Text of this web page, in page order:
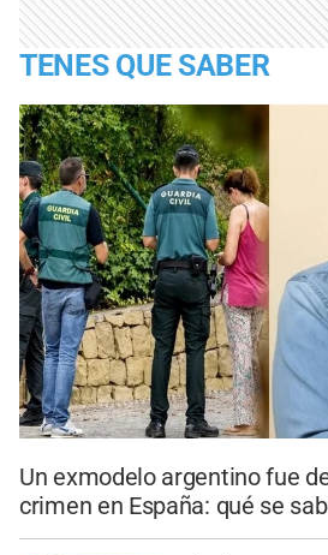
TENES QUE SABER
Un exmodelo argentino fue
crimen en España: qué se